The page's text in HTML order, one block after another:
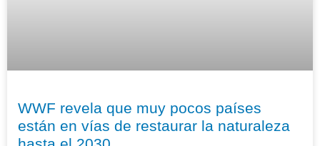
WWF revela que muy pocos países
están en vías de restaurar la naturaleza